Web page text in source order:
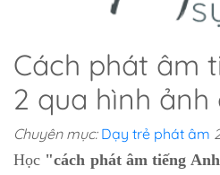
Cách phát âm
2 qua hình ảnh
Chuyên mục: Dạy trẻ phát âm
Học "cách phát âm tiếng